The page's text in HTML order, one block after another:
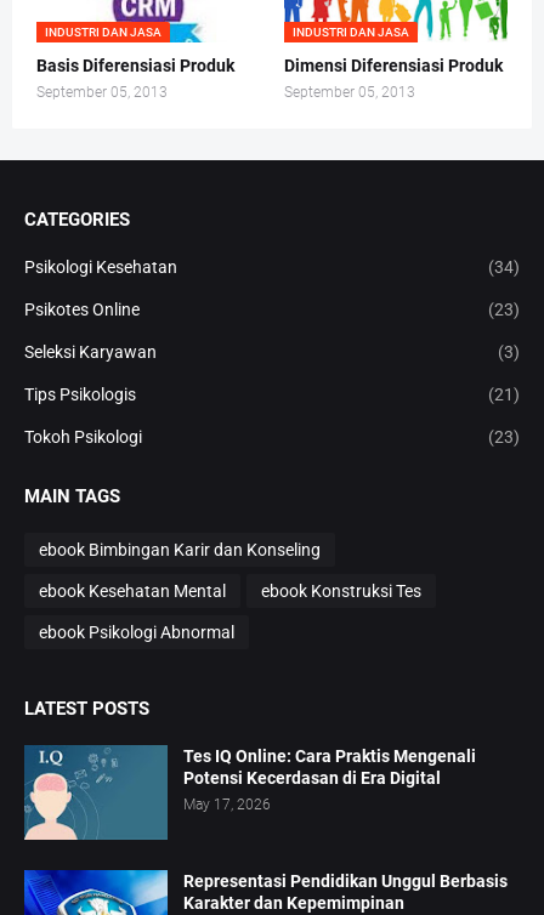
INDUSTRI DAN JASA
Basis Diferensiasi Produk
September 05, 2013
INDUSTRI DAN JASA
Dimensi Diferensiasi Produk
September 05, 2013
CATEGORIES
Psikologi Kesehatan (34)
Psikotes Online (23)
Seleksi Karyawan (3)
Tips Psikologis (21)
Tokoh Psikologi (23)
MAIN TAGS
ebook Bimbingan Karir dan Konseling
ebook Kesehatan Mental ebook Konstruksi Tes
ebook Psikologi Abnormal
LATEST POSTS
Tes IQ Online: Cara Praktis Mengenali
Potensi Kecerdasan di Era Digital
May 17, 2026
Representasi Pendidikan Unggul Berbasis
Karakter dan Kepemimpinan